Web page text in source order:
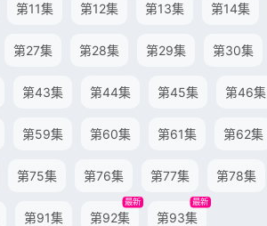
第11集 第12集 第13集 第14集
第27集 第28集 第29集 第30集
第43集 第44集 第45集 第46集
第59集 第60集 第61集 第62集
第75集 第76集 第77集 第78集
第91集 第92集
最新
第93集
最新